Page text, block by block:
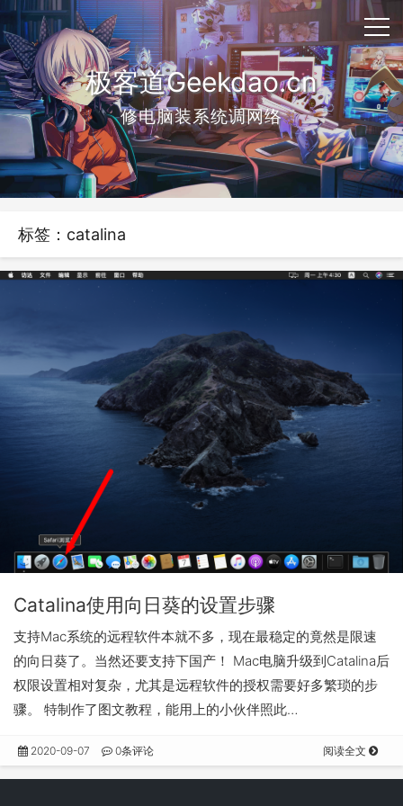
极客道Geekdao.cn
修电脑装系统调网络
标签：catalina
Catalina使用向日葵的设置步骤
支持Mac系统的远程软件本就不多，现在最稳定的竟然是限速
的向日葵了。当然还要支持下国产！ Mac电脑升级到Catalina后
权限设置相对复杂，尤其是远程软件的授权需要好多繁琐的步
骤。 特制作了图文教程，能用上的小伙伴照此…
2020-09-07 0条评论 阅读全文